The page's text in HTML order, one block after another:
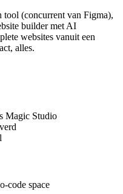
tool (concurrent van Figma),
builder met AI
websites vanuit een
alles.
Magic Studio
code space